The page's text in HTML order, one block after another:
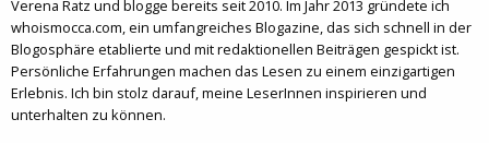
Verena Ratz und blogge bereits seit 2010. Im Jahr 2013 gründete ich
whoismocca.com, ein umfangreiches Blogazine, das sich schnell in der
Blogosphäre etablierte und mit redaktionellen Beiträgen gespickt ist.
Persönliche Erfahrungen machen das Lesen zu einem einzigartigen
Erlebnis. Ich bin stolz darauf, meine LeserInnen inspirieren und
unterhalten zu können.